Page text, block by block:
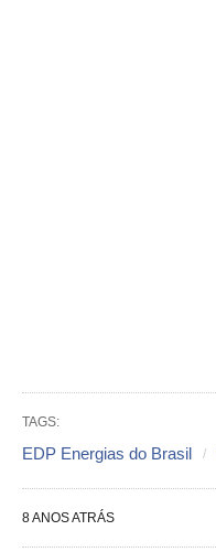
TAGS:
EDP Energias do Brasil
8 ANOS ATRÁS